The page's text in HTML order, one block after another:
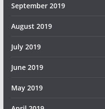
September 2019
August 2019
July 2019
June 2019
May 2019